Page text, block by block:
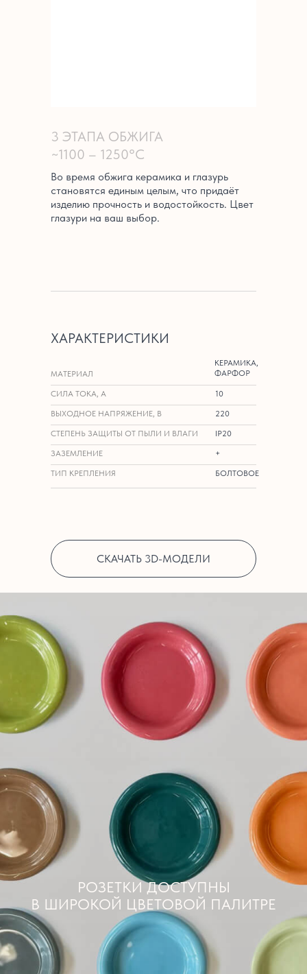
3 ЭТАПА ОБЖИГА
~1100 – 1250°C
Во время обжига керамика и глазурь
становятся единым целым, что придаёт
изделию прочность и водостойкость. Цвет
глазури на ваш выбор.
МАТЕРИАЛ
КЕРАМИКА,
ФАРФОР
СИЛА ТОКА, А 10
ВЫХОДНОЕ НАПРЯЖЕНИЕ, В 220
СТЕПЕНЬ ЗАЩИТЫ ОТ ПЫЛИ И ВЛАГИ IP20
ЗАЗЕМЛЕНИЕ +
ТИП КРЕПЛЕНИЯ БОЛТОВОЕ
ХАРАКТЕРИСТИКИ
СКАЧАТЬ 3D-МОДЕЛИ
РОЗЕТКИ ДОСТУПНЫ
В ШИРОКОЙ ЦВЕТОВОЙ ПАЛИТРЕ